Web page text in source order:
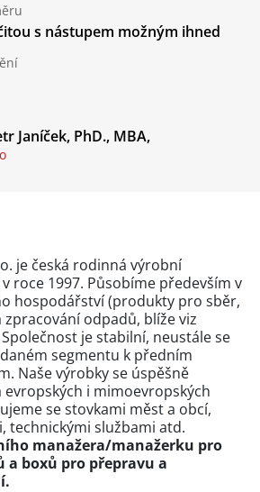
s nástupem možným ihned
Janíček, PhD., MBA,
je česká rodinná výrobní
roce 1997. Působíme především v
hospodářství (produkty pro sběr,
odpadů, blíže viz
je stabilní, neustále se
segmentu k předním
Naše výrobky se úspěšně
i mimoevropských
se stovkami měst a obcí,
technickými službami atd.
manažera/manažerku pro
a boxů pro přepravu a